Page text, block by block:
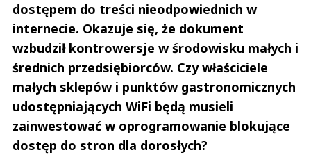
dostępem do treści nieodpowiednich w
internecie. Okazuje się, że dokument
wzbudził kontrowersje w środowisku małych i
średnich przedsiębiorców. Czy właściciele
małych sklepów i punktów gastronomicznych
udostępniających WiFi będą musieli
zainwestować w oprogramowanie blokujące
dostęp do stron dla dorosłych?